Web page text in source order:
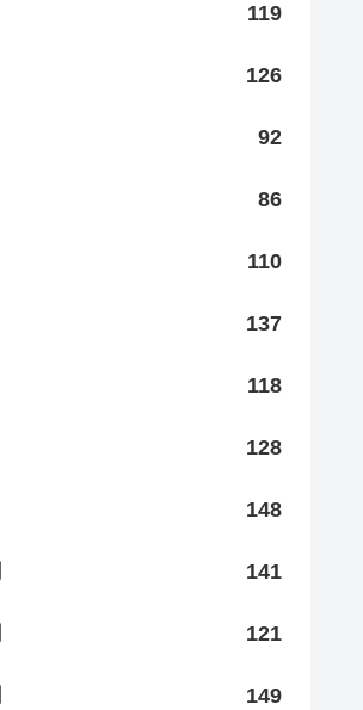
119
126
92
86
110
137
118
128
148
141
121
149